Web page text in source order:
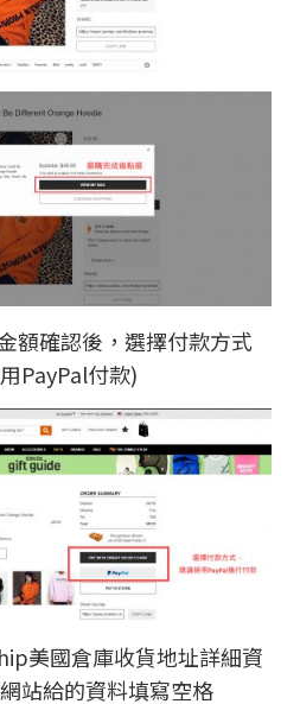
額確認後，選擇付款方式
PayPal付款)
美國倉庫收貨地址詳細資
站給的資料填寫空格